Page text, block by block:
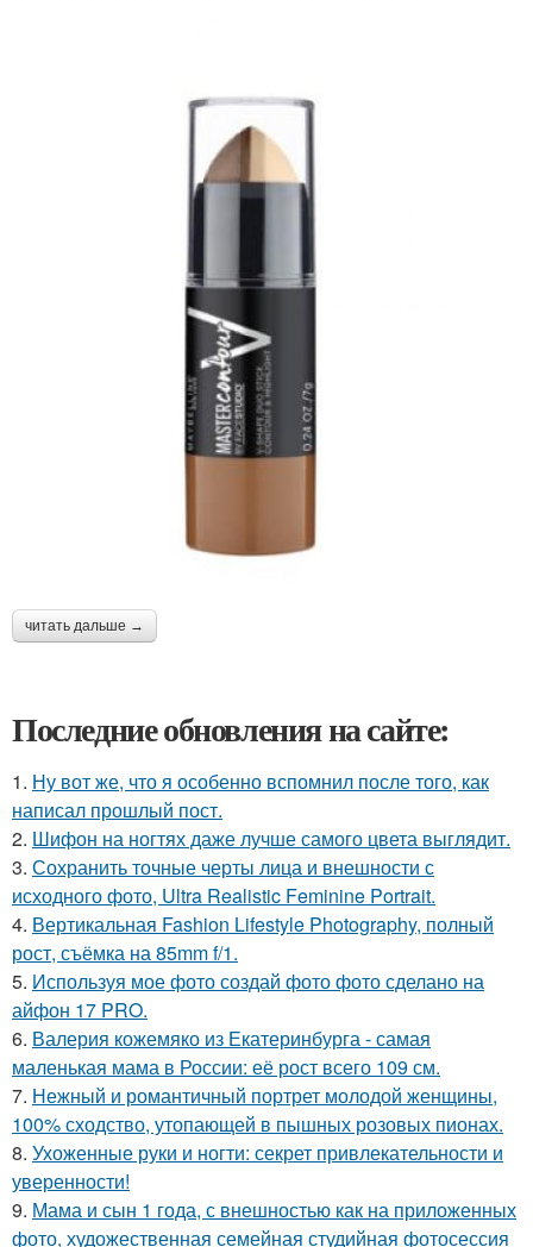
читать дальше →
Последние обновления на сайте:
1. Ну вот же, что я особенно вспомнил после того, как
написал прошлый пост.
2. Шифон на ногтях даже лучше самого цвета выглядит.
3. Сохранить точные черты лица и внешности с
исходного фото, Ultra Realistic Feminine Portrait.
4. Вертикальная Fashion Lifestyle Photography, полный
рост, съёмка на 85mm f/1.
5. Используя мое фото создай фото фото сделано на
айфон 17 PRO.
6. Валерия кожемяко из Екатеринбурга - самая
маленькая мама в России: её рост всего 109 см.
7. Нежный и романтичный портрет молодой женщины,
100% сходство, утопающей в пышных розовых пионах.
8. Ухоженные руки и ногти: секрет привлекательности и
уверенности!
9. Мама и сын 1 года, с внешностью как на приложенных
фото, художественная семейная студийная фотосессия